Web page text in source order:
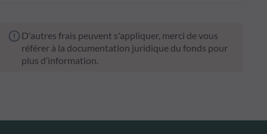
D'autres frais peuvent s'appliquer, merci de vous
référer à la documentation juridique du fonds pour
plus d’information.